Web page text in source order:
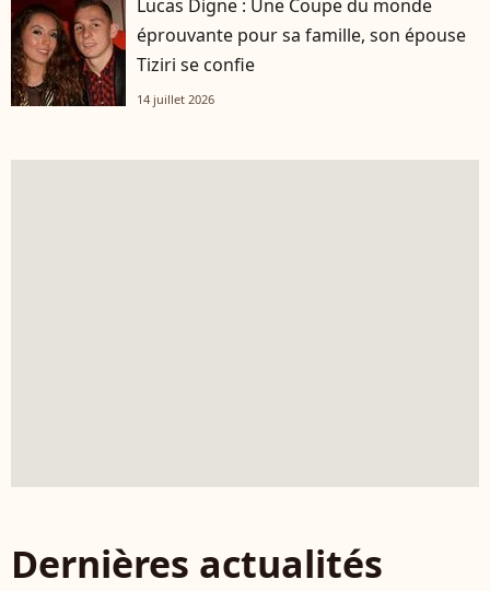
Lucas Digne : Une Coupe du monde
éprouvante pour sa famille, son épouse
Tiziri se confie
14 juillet 2026
Dernières actualités